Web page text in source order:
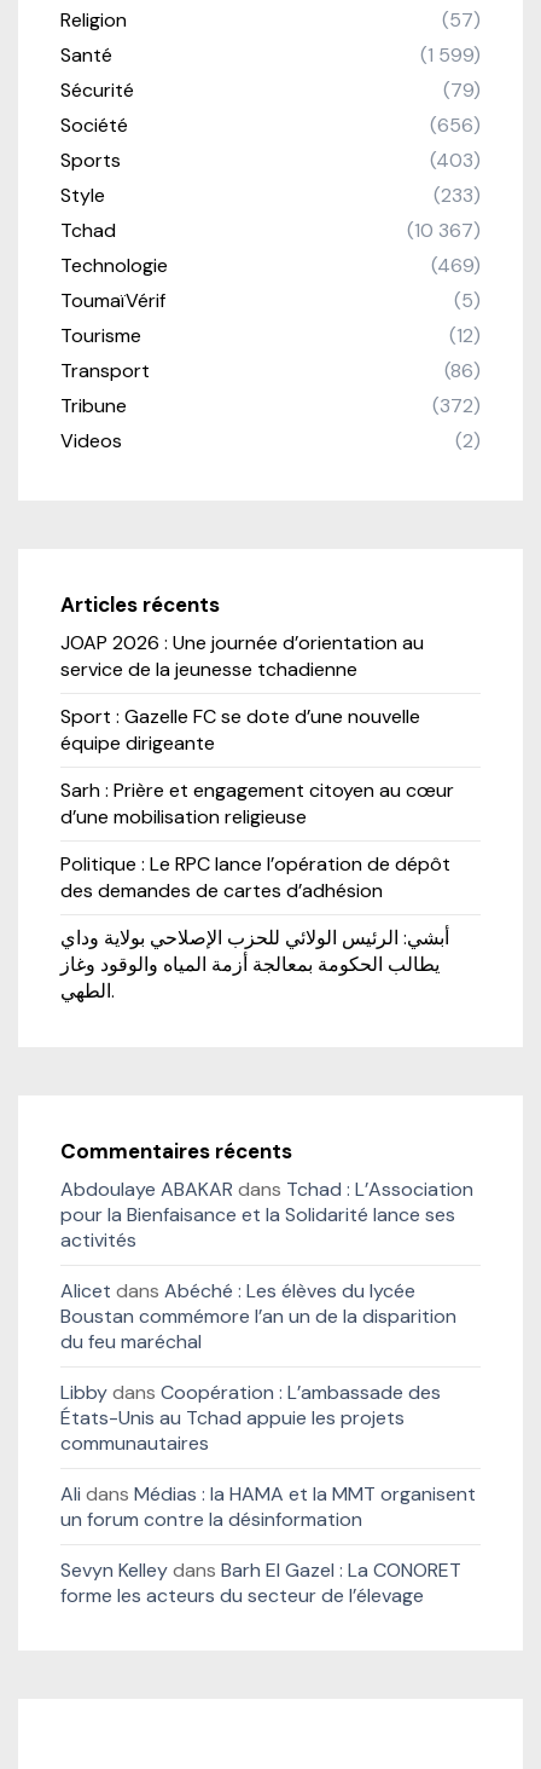
Religion
(57)
Santé
(1 599)
Sécurité
(79)
Société
(656)
Sports
(403)
Style
(233)
Tchad
(10 367)
Technologie
(469)
ToumaïVérif
(5)
Tourisme
(12)
Transport
(86)
Tribune
(372)
Videos
(2)
Articles récents
JOAP 2026 : Une journée d’orientation au
service de la jeunesse tchadienne
Sport : Gazelle FC se dote d’une nouvelle
équipe dirigeante
Sarh : Prière et engagement citoyen au cœur
d’une mobilisation religieuse
Politique : Le RPC lance l’opération de dépôt
des demandes de cartes d’adhésion
أبشي: الرئيس الولائي للحزب الإصلاحي بولاية وداي
يطالب الحكومة بمعالجة أزمة المياه والوقود وغاز
الطهي.
Commentaires récents
Abdoulaye ABAKAR dans Tchad : L’Association
pour la Bienfaisance et la Solidarité lance ses
activités
Alicet dans Abéché : Les élèves du lycée
Boustan commémore l’an un de la disparition
du feu maréchal
Libbydans Coopération : L’ambassade des
États-Unis au Tchad appuie les projets
communautaires
Ali dans Médias : la HAMA et la MMT organisent
un forum contre la désinformation
Sevyn Kelleydans Barh El Gazel : La CONORET
forme les acteurs du secteur de l’élevage